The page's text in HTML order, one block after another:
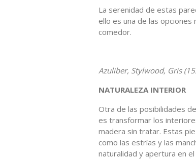
La serenidad de estas
ello es una de las
comedor.
Azuliber, Stylwood, Gris
NATURALEZA INTERIOR
Otra de las posibilidades
es transformar los
madera sin tratar. Estas
como las estrías y las
naturalidad y apertura en